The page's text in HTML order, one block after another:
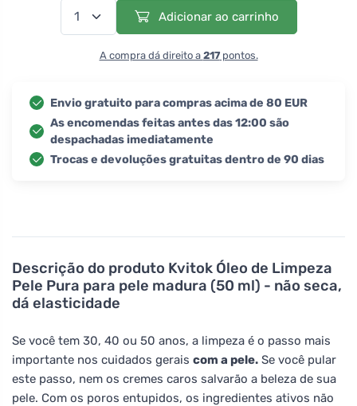
Descrição do produto Kvitok Óleo de Limpeza
Pele Pura para pele madura (50 ml) - não seca,
dá elasticidade
Se você tem 30, 40 ou 50 anos, a limpeza é o passo mais
importante nos cuidados gerais com a pele. Se você pular
este passo, nem os cremes caros salvarão a beleza de sua
pele. Com os poros entupidos, os ingredientes ativos não
Adicionar ao carrinho
A compra dá direito a 217pontos.
Envio gratuito para compras acima de 80 EUR
As encomendas feitas antes das 12:00 são
despachadas imediatamente
Trocas e devoluções gratuitas dentro de 90 dias